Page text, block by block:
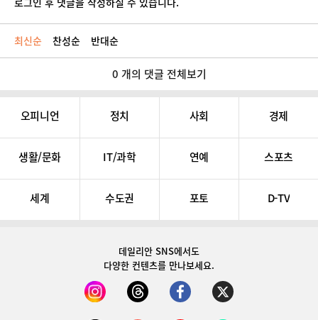
최신순 찬성순 반대순
0 개의 댓글 전체보기
오피니언 정치 사회 경제
생활/문화 IT/과학 연예 스포츠
세계 수도권 포토 D-TV
데일리안 SNS에서도
다양한 컨텐츠를 만나보세요.